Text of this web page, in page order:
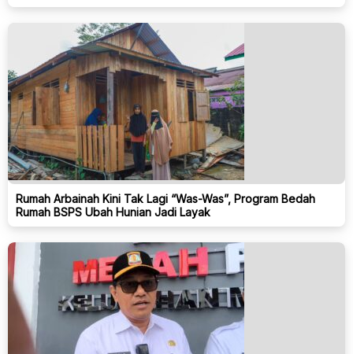
Rumah Arbainah Kini Tak Lagi “Was-Was”, Program Bedah
Rumah BSPS Ubah Hunian Jadi Layak